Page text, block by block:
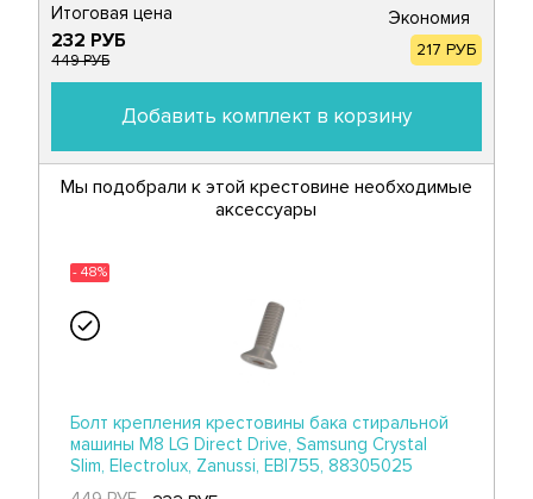
Итоговая цена
232 РУБ
449 РУБ
Экономия
217 РУБ
Добавить комплект в корзину
Мы подобрали к этой крестовине необходимые
аксессуары
- 48%
Болт крепления крестовины бака стиральной
машины M8 LG Direct Drive, Samsung Crystal
Slim, Electrolux, Zanussi, EBI755, 88305025